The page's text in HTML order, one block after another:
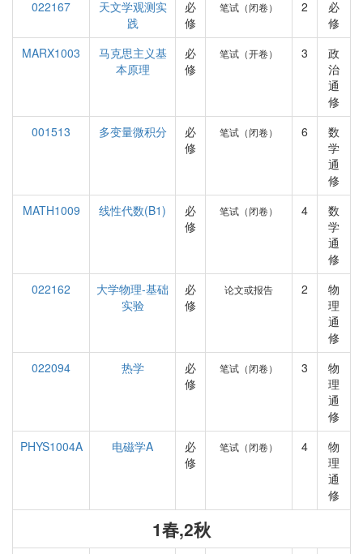
022167
天文学观测实
践
必
修
笔试（闭卷） 2
必
修
MARX1003
马克思主义基
本原理
必
修
笔试（开卷） 3
政
治
通
修
001513
多变量微积分
必
修
笔试（闭卷） 6
数
学
通
修
MATH1009
线性代数(B1)
必
修
笔试（闭卷） 4
数
学
通
修
022162
大学物理-基础
实验
必
修
论文或报告 2
物
理
通
修
022094
热学
必
修
笔试（闭卷） 3
物
理
通
修
PHYS1004A
电磁学A
必
修
笔试（闭卷） 4
物
理
通
修
1春,2秋